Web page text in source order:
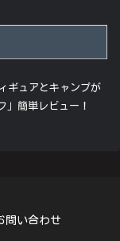
ギュアとキャンプが
」簡単レビュー！
問い合わせ